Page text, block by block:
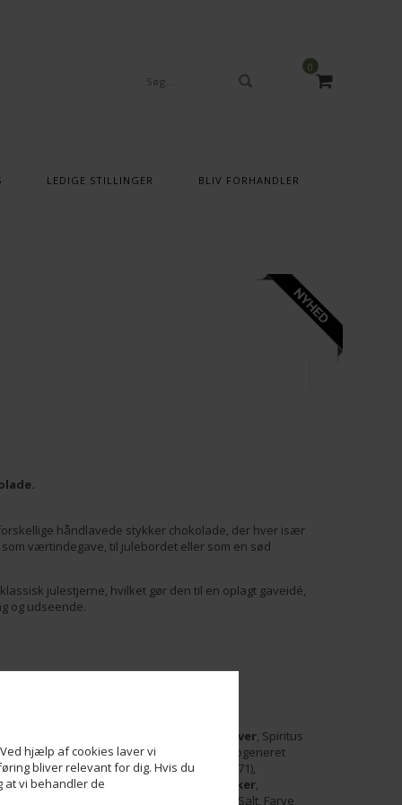
hjælp af cookies laver vi
bliver relevant for dig. Hvis du
at vi behandler de
0
LEDIGE STILLINGER BLIV FORHANDLER
håndlavede stykker chokolade, der hver især
værtindegave, til julebordet eller som en sød
julestjerne, hvilket gør den til en oplagt gaveidé,
og udseende.
Mandler, Mælkepulver, Spiritus
Kondenseret skummetmælk
, Hydrogeneret
fedt (palme), Emulgator (sojalecithin
, E471),
Naturlig aroma (vanilje),
Mælkesukker,
Olie (pebermynteolie), Appelsiner, Salt, Farve